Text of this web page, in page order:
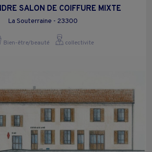
SALON DE COIFFURE MIXTE
La Souterraine - 23300
Bien-être/beauté collectivite